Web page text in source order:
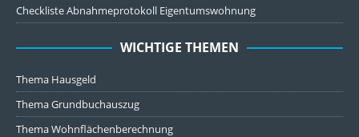
Checkliste Abnahmeprotokoll Eigentumswohnung
WICHTIGE THEMEN
Thema Hausgeld
Thema Grundbuchauszug
Thema Wohnflächenberechnung